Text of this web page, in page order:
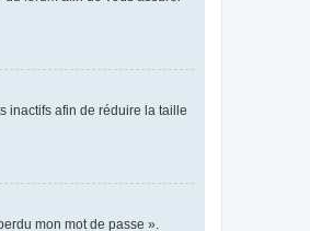
inactifs afin de réduire la taille
mon mot de passe ».